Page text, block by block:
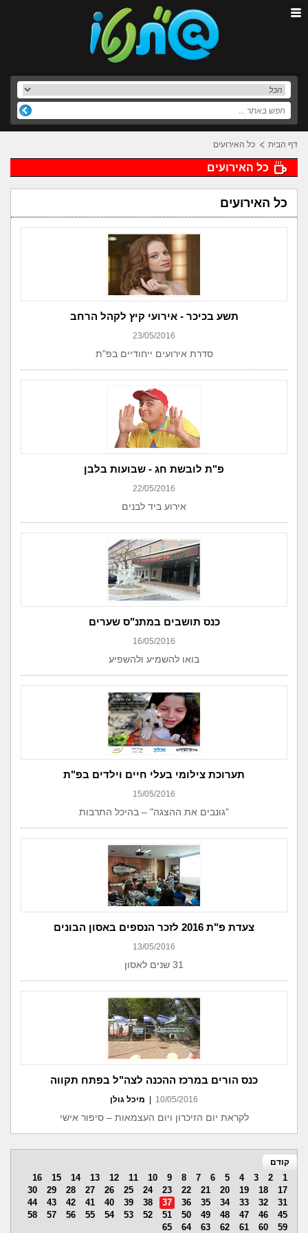
דף הבית כל האירועים
כל האירועים
כל האירועים
תשע בכיכר - אירועי קיץ לקהל הרחב
23/05/2016
סדרת אירועים ייחודיים בפ"ת
פ"ת לובשת חג - שבועות בלבן
22/05/2016
אירוע ביד לבנים
כנס תושבים במתנ"ס שערים
16/05/2016
בואו להשמיע ולהשפיע
תערוכת צילומי בעלי חיים וילדים בפ"ת
15/05/2016
"גונבים את ההצגה" – בהיכל התרבות
צעדת פ"ת 2016 לזכר הנספים באסון הבונים
13/05/2016
31 שנים לאסון
כנס הורים במרכז ההכנה לצה"ל בפתח תקווה
10/05/2016 מיכל גולן
לקראת יום הזיכרון ויום העצמאות – סיפור אישי
קודם
1
2
3
4
5
6
7
8
9
10
11
12
13
14
15
16
17
18
19
20
21
22
23
24
25
26
27
28
29
30
31
32
33
34
35
36
37
38
39
40
41
42
43
44
45
46
47
48
49
50
51
52
53
54
55
56
57
58
59
60
61
62
63
64
65